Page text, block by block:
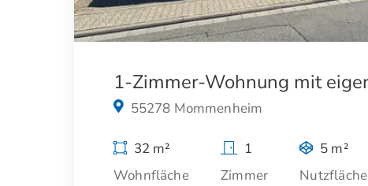
55278 Mommenheim
32 m²
Wohnfläche
1
Zimmer
5 m²
Nutzfläche